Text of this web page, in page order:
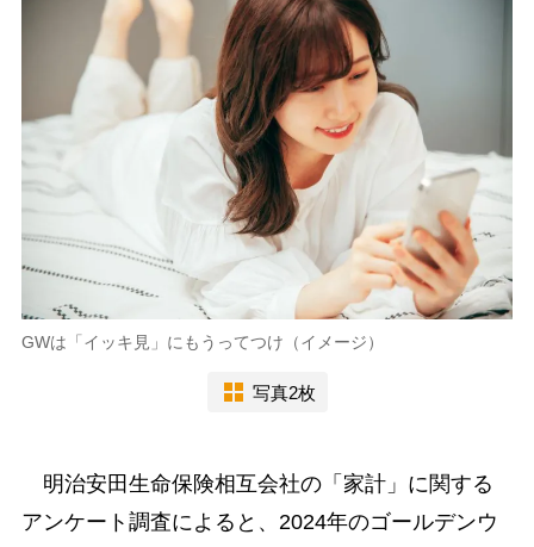
GWは「イッキ見」にもうってつけ（イメージ）
写真2枚
明治安田生命保険相互会社の「家計」に関する
アンケート調査によると、2024年のゴールデンウ